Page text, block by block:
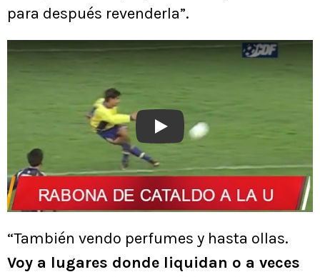
para después revenderla”.
Play
“También vendo perfumes y hasta ollas.
Voy a lugares donde liquidan o a veces